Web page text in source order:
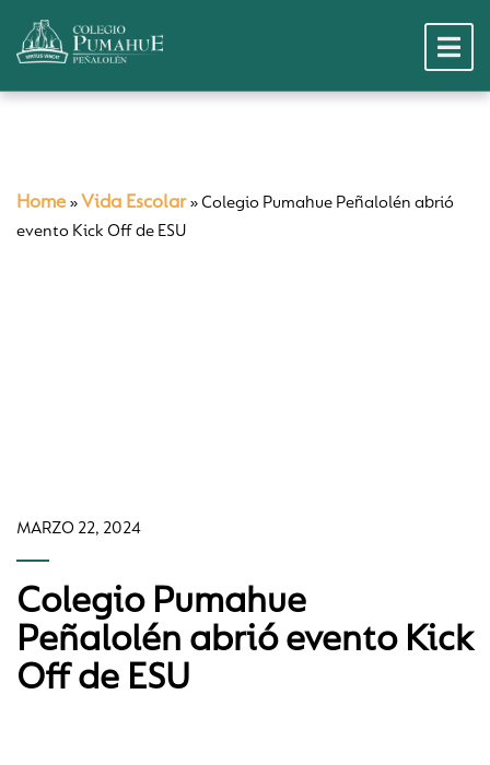
Home » Vida Escolar» Colegio Pumahue Peñalolén abrió
evento Kick Off de ESU
MARZO 22, 2024
Colegio Pumahue
Peñalolén abrió evento Kick
Off de ESU